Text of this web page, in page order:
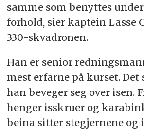
samme som benyttes
forhold, sier kaptein Lasse
330-skvadronen.
Han er senior
mest erfarne på kurset.
han beveger seg over isen.
henger isskruer og
beina sitter stegjernene og